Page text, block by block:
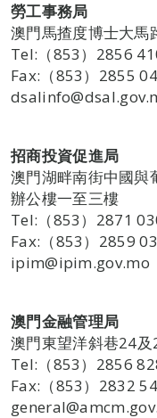
勞工事務局
澳門馬揸度博士大
Tel:（853）2856
Fax:（853）2855
招商投資促進局
澳門湖畔南街中國與
辦公樓一至三樓
Tel:（853）2871
Fax:（853）2859
ipim@ipim.gov.mo
澳門金融管理局
澳門東望洋斜巷24
Tel:（853）2856
Fax:（853）2832